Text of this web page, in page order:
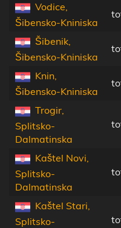
Vodice,
Šibensko-Kniniska
Šibenik,
Šibensko-Kniniska
Knin,
Šibensko-Kniniska
Trogir,
Splitsko-
Dalmatinska
Kaštel Novi,
Splitsko-
Dalmatinska
Kaštel Stari,
Splitsko-